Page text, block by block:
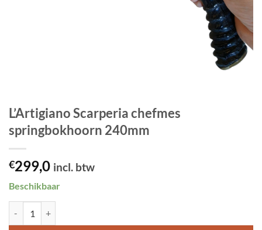
L’Artigiano Scarperia chefmes
springbokhoorn 240mm
€299,0 incl. btw
Beschikbaar